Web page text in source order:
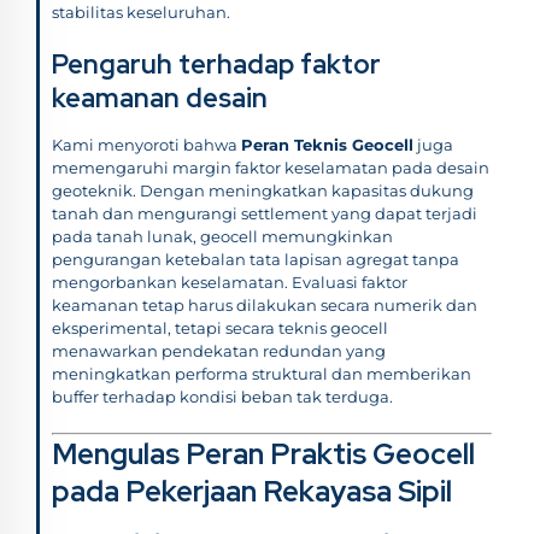
stabilitas keseluruhan.
Pengaruh terhadap faktor
keamanan desain
Kami menyoroti bahwa Peran Teknis Geocell juga
memengaruhi margin faktor keselamatan pada desain
geoteknik. Dengan meningkatkan kapasitas dukung
tanah dan mengurangi settlement yang dapat terjadi
pada tanah lunak, geocell memungkinkan
pengurangan ketebalan tata lapisan agregat tanpa
mengorbankan keselamatan. Evaluasi faktor
keamanan tetap harus dilakukan secara numerik dan
eksperimental, tetapi secara teknis geocell
menawarkan pendekatan redundan yang
meningkatkan performa struktural dan memberikan
buffer terhadap kondisi beban tak terduga.
Mengulas Peran Praktis Geocell
pada Pekerjaan Rekayasa Sipil